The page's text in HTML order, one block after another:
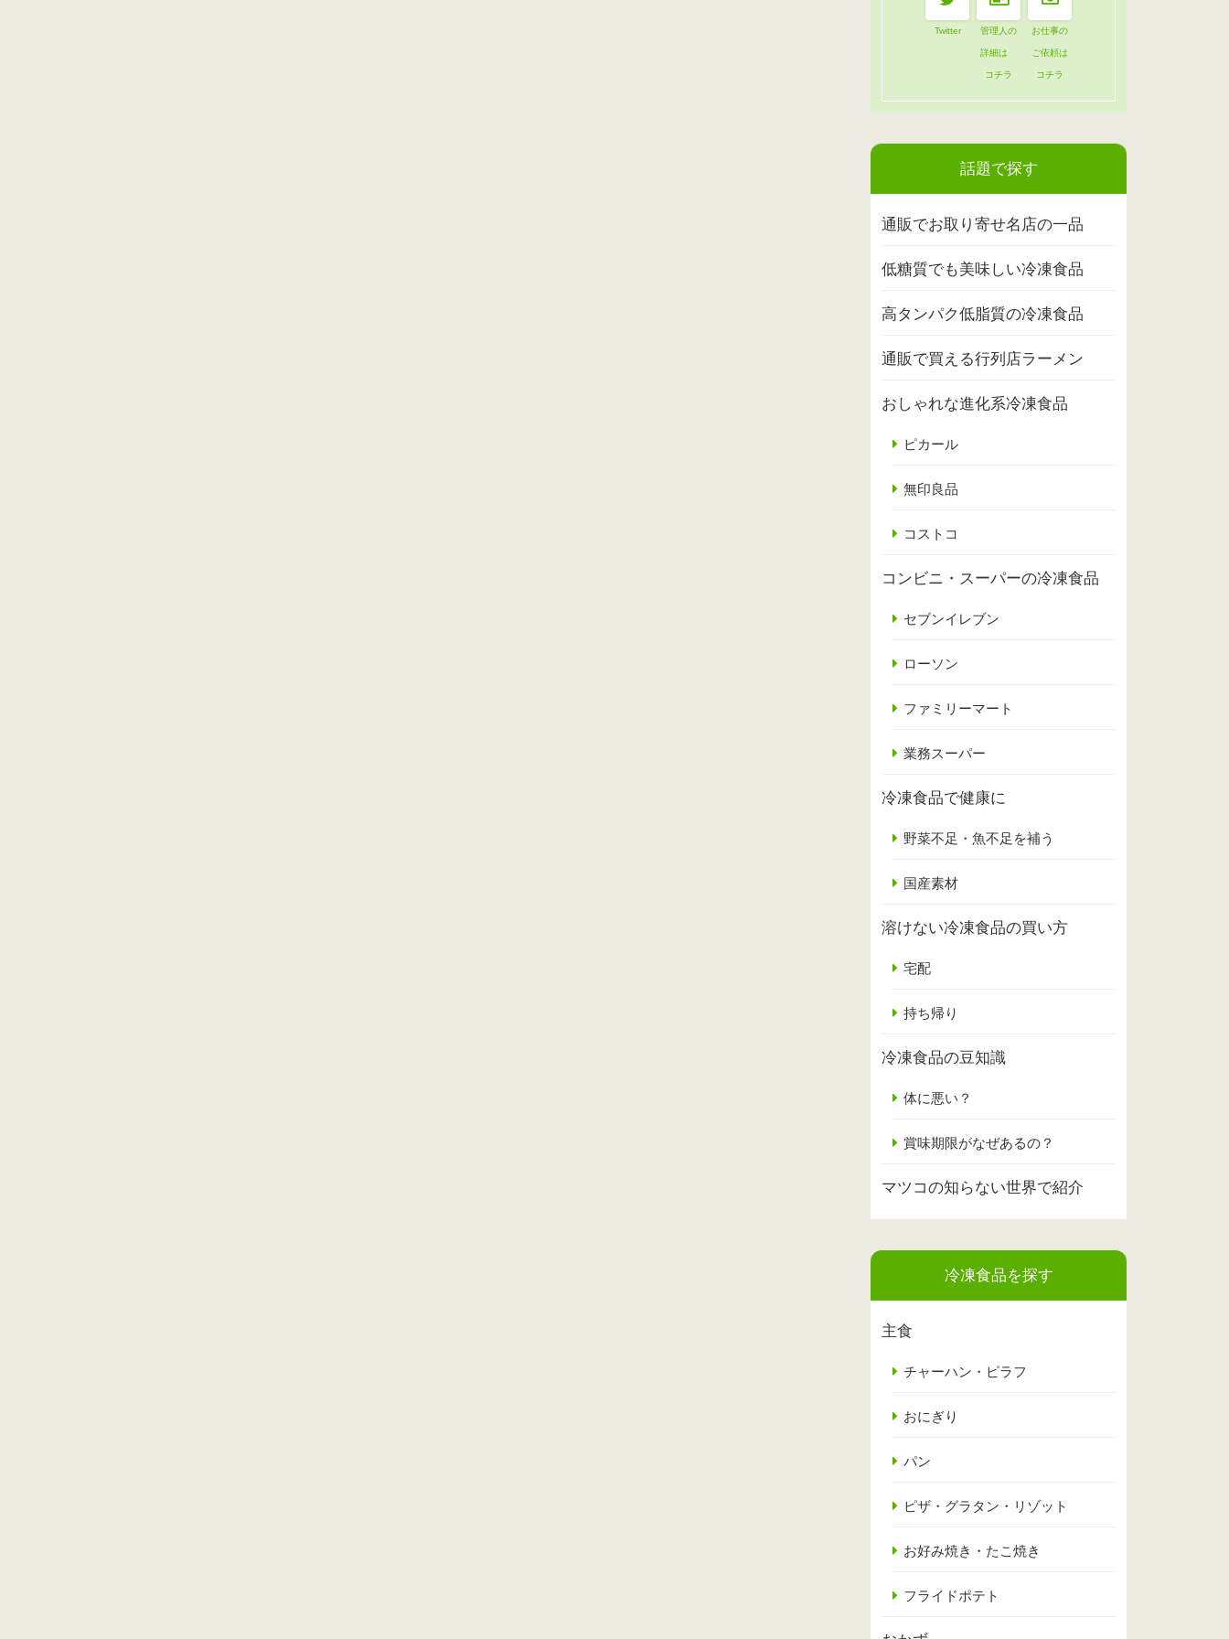
Twitter 管理人の
詳細は
コチラ
お仕事の
ご依頼は
コチラ
話題で探す
通販でお取り寄せ名店の一品
低糖質でも美味しい冷凍食品
高タンパク低脂質の冷凍食品
通販で買える行列店ラーメン
おしゃれな進化系冷凍食品
ピカール
無印良品
コストコ
コンビニ・スーパーの冷凍食品
セブンイレブン
ローソン
ファミリーマート
業務スーパー
冷凍食品で健康に
野菜不足・魚不足を補う
国産素材
溶けない冷凍食品の買い方
宅配
持ち帰り
冷凍食品の豆知識
体に悪い？
賞味期限がなぜあるの？
マツコの知らない世界で紹介
冷凍食品を探す
主食
チャーハン・ピラフ
おにぎり
パン
ピザ・グラタン・リゾット
お好み焼き・たこ焼き
フライドポテト